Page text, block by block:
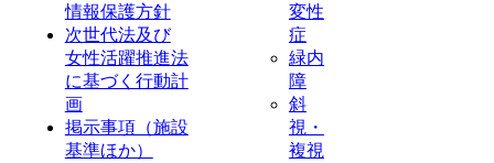
情報保護方針
次世代法及び
女性活躍推進法
に基づく行動計
画
掲示事項（施設
基準ほか）
変性
症
緑内
障
斜
視・
複視